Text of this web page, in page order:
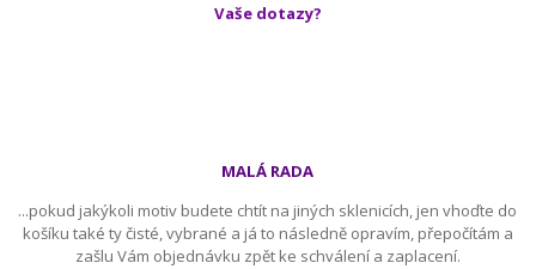
Vaše dotazy?
MALÁ RADA
...pokud jakýkoli motiv budete chtít na jiných sklenicích, jen vhoďte do
košíku také ty čisté, vybrané a já to následně opravím, přepočítám a
zašlu Vám objednávku zpět ke schválení a zaplacení.